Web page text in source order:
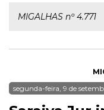
MIGALHAS nº 4.771
segunda-feira, 9 de